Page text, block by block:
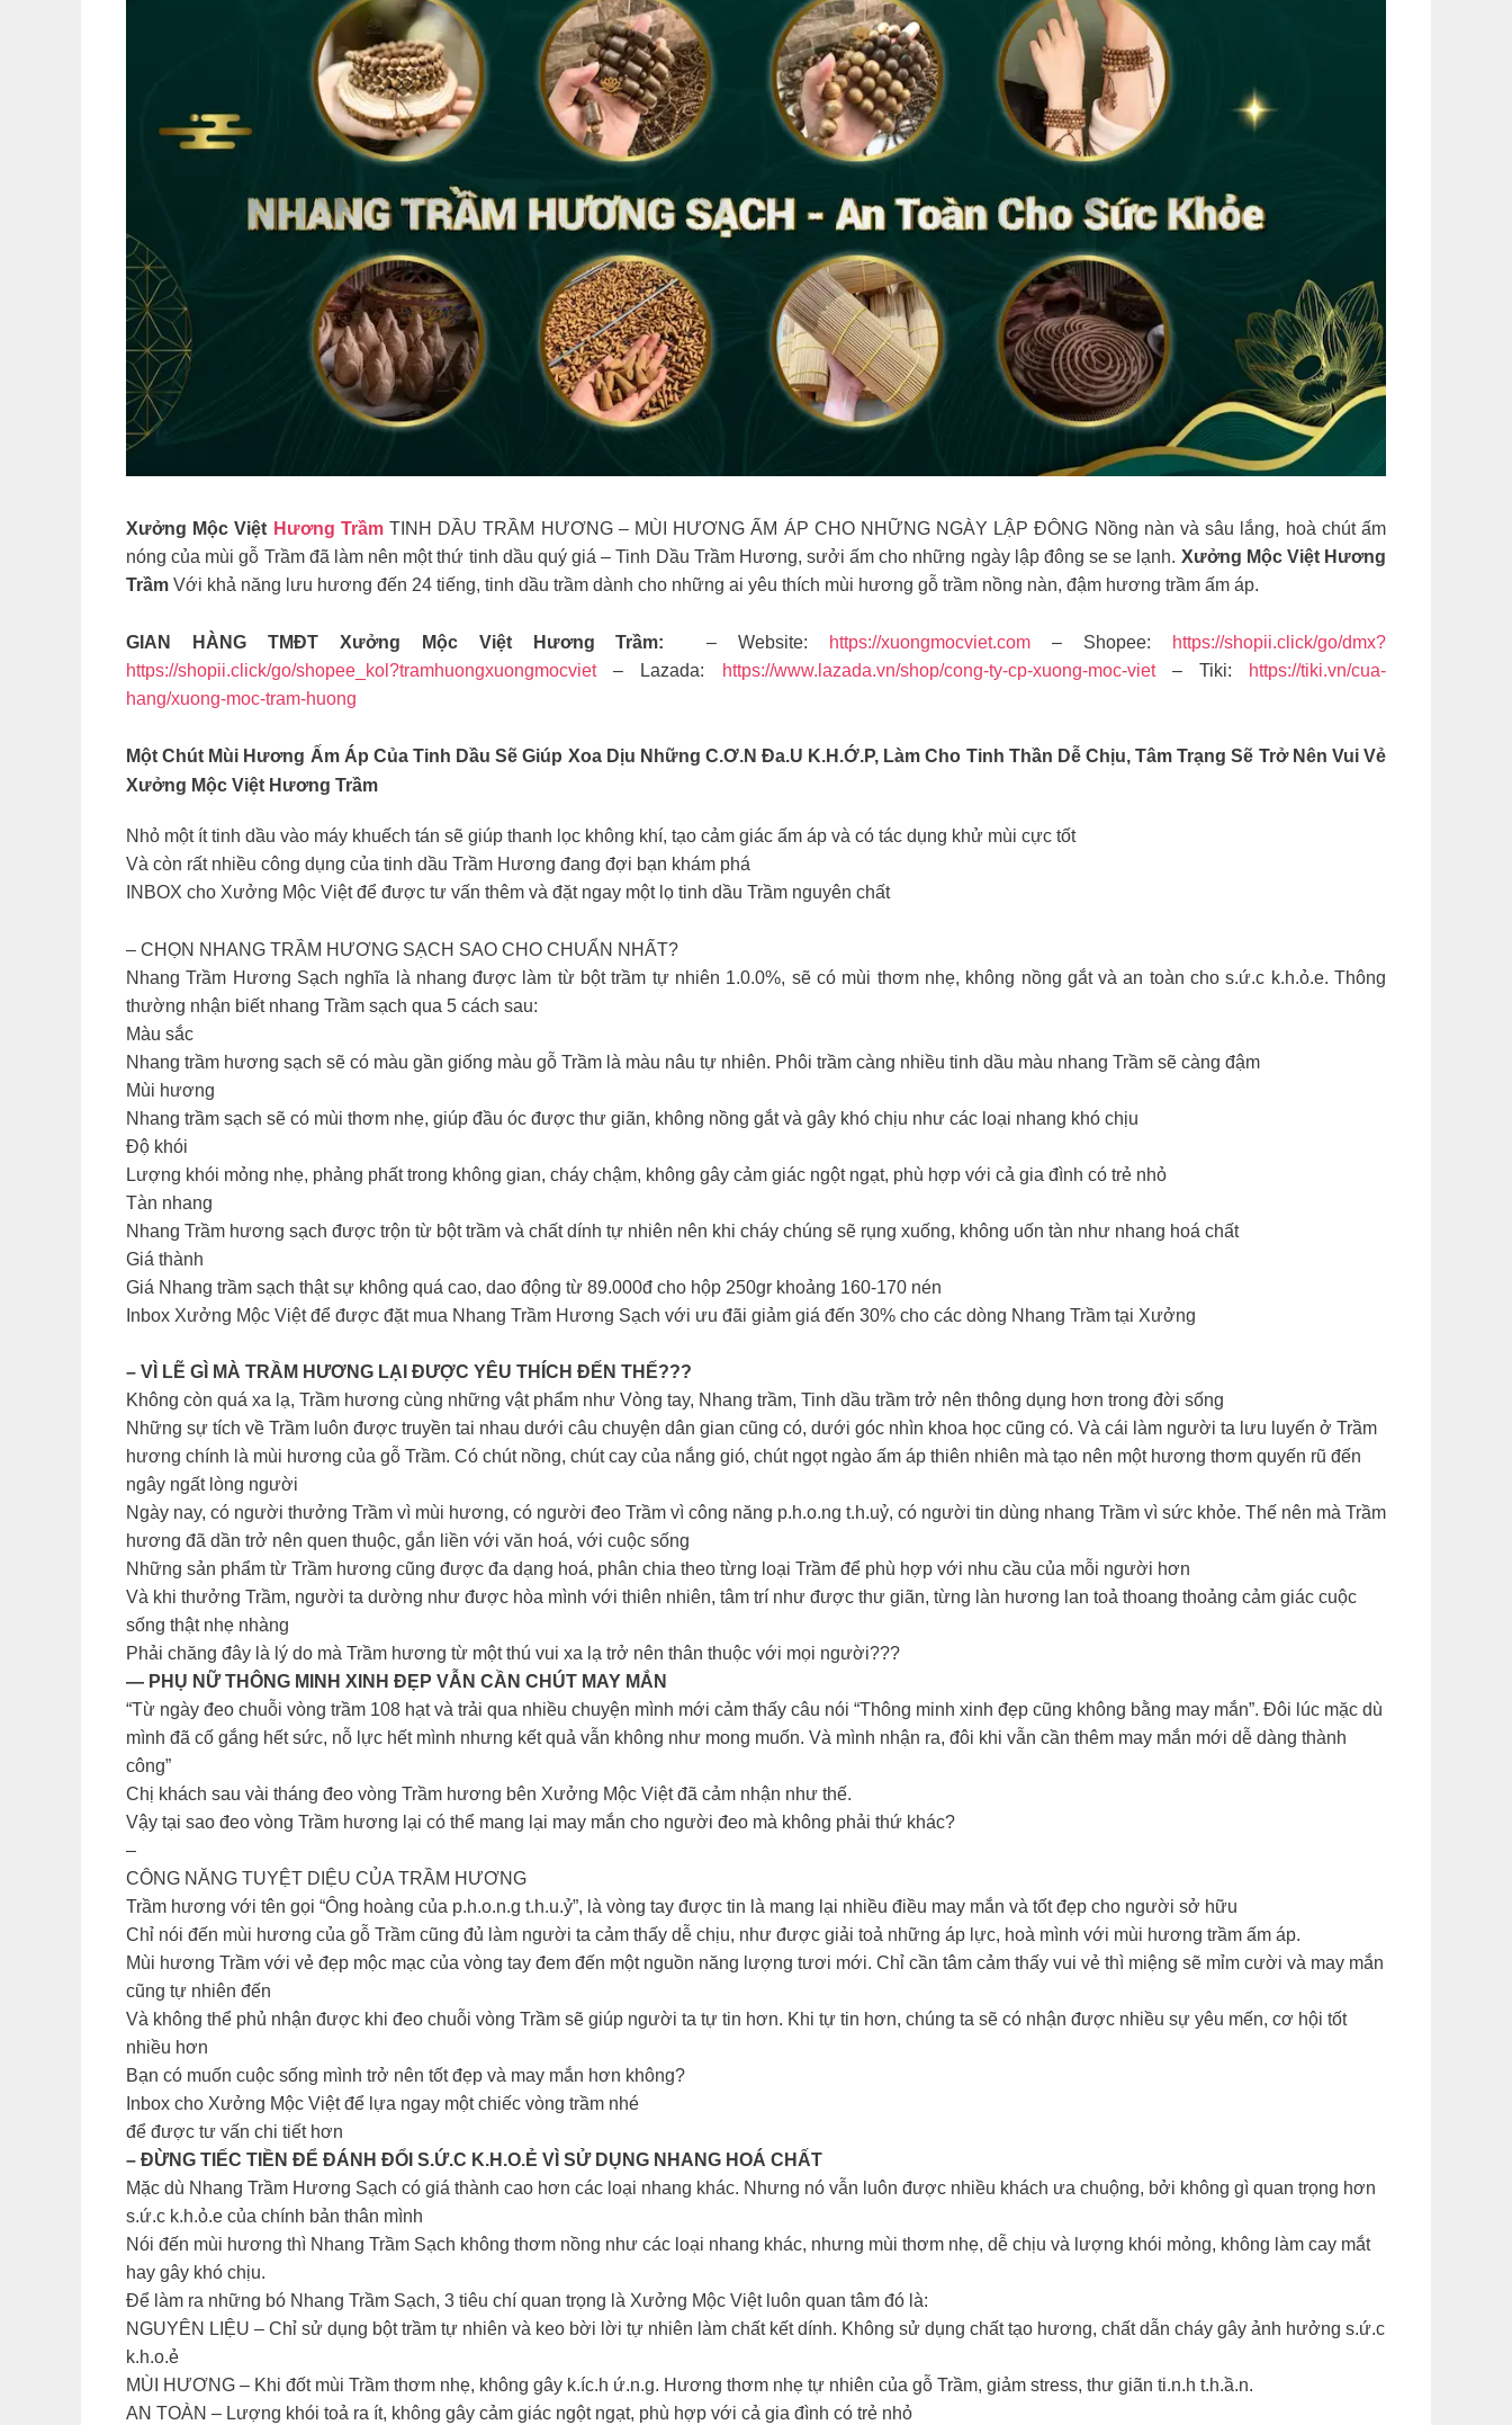
Xưởng Mộc Việt Hương TrầmTINH DẦU TRẦM HƯƠNG – MÙI HƯƠNG ẤM ÁP CHO NHỮNG NGÀY LẬP ĐÔNG Nồng nàn và sâu lắng, hoà chút ấm
nóng của mùi gỗ Trầm đã làm nên một thứ tinh dầu quý giá – Tinh Dầu Trầm Hương, sưởi ấm cho những ngày lập đông se se lạnh. Xưởng Mộc Việt Hương
Trầm Với khả năng lưu hương đến 24 tiếng, tinh dầu trầm dành cho những ai yêu thích mùi hương gỗ trầm nồng nàn, đậm hương trầm ấm áp.
GIAN HÀNG TMĐT Xưởng Mộc Việt Hương Trầm: – Website: https://xuongmocviet.com – Shopee:
https://shopii.click/go/dmx?
https://shopii.click/go/shopee_kol?tramhuongxuongmocviet– Lazada: https://www.lazada.vn/shop/cong-ty-cp-xuong-moc-viet– Tiki:
https://tiki.vn/cua-
hang/xuong-moc-tram-huong
Một Chút Mùi Hương Ấm Áp Của Tinh Dầu Sẽ Giúp Xoa Dịu Những C.ơ.n Đa.u K.h.ớ.p, Làm Cho Tinh Thần Dễ Chịu, Tâm Trạng Sẽ Trở Nên Vui Vẻ
Xưởng Mộc Việt Hương Trầm
Nhỏ một ít tinh dầu vào máy khuếch tán sẽ giúp thanh lọc không khí, tạo cảm giác ấm áp và có tác dụng khử mùi cực tốt
Và còn rất nhiều công dụng của tinh dầu Trầm Hương đang đợi bạn khám phá
INBOX cho Xưởng Mộc Việt để được tư vấn thêm và đặt ngay một lọ tinh dầu Trầm nguyên chất
– CHỌN NHANG TRẦM HƯƠNG SẠCH SAO CHO CHUẨN NHẤT?
Nhang Trầm Hương Sạch nghĩa là nhang được làm từ bột trầm tự nhiên 1.0.0%, sẽ có mùi thơm nhẹ, không nồng gắt và an toàn cho s.ứ.c k.h.ỏ.e. Thông
thường nhận biết nhang Trầm sạch qua 5 cách sau:
Màu sắc
Nhang trầm hương sạch sẽ có màu gần giống màu gỗ Trầm là màu nâu tự nhiên. Phôi trầm càng nhiều tinh dầu màu nhang Trầm sẽ càng đậm
Mùi hương
Nhang trầm sạch sẽ có mùi thơm nhẹ, giúp đầu óc được thư giãn, không nồng gắt và gây khó chịu như các loại nhang khó chịu
Độ khói
Lượng khói mỏng nhẹ, phảng phất trong không gian, cháy chậm, không gây cảm giác ngột ngạt, phù hợp với cả gia đình có trẻ nhỏ
Tàn nhang
Nhang Trầm hương sạch được trộn từ bột trầm và chất dính tự nhiên nên khi cháy chúng sẽ rụng xuống, không uốn tàn như nhang hoá chất
Giá thành
Giá Nhang trầm sạch thật sự không quá cao, dao động từ 89.000đ cho hộp 250gr khoảng 160-170 nén
Inbox Xưởng Mộc Việt để được đặt mua Nhang Trầm Hương Sạch với ưu đãi giảm giá đến 30% cho các dòng Nhang Trầm tại Xưởng
– VÌ LẼ GÌ MÀ TRẦM HƯƠNG LẠI ĐƯỢC YÊU THÍCH ĐẾN THẾ???
Không còn quá xa lạ, Trầm hương cùng những vật phẩm như Vòng tay, Nhang trầm, Tinh dầu trầm trở nên thông dụng hơn trong đời sống
Những sự tích về Trầm luôn được truyền tai nhau dưới câu chuyện dân gian cũng có, dưới góc nhìn khoa học cũng có. Và cái làm người ta lưu luyến ở Trầm
hương chính là mùi hương của gỗ Trầm. Có chút nồng, chút cay của nắng gió, chút ngọt ngào ấm áp thiên nhiên mà tạo nên một hương thơm quyến rũ đến
ngây ngất lòng người
Ngày nay, có người thưởng Trầm vì mùi hương, có người đeo Trầm vì công năng p.h.o.ng t.h.uỷ, có người tin dùng nhang Trầm vì sức khỏe. Thế nên mà Trầm
hương đã dần trở nên quen thuộc, gắn liền với văn hoá, với cuộc sống
Những sản phẩm từ Trầm hương cũng được đa dạng hoá, phân chia theo từng loại Trầm để phù hợp với nhu cầu của mỗi người hơn
Và khi thưởng Trầm, người ta dường như được hòa mình với thiên nhiên, tâm trí như được thư giãn, từng làn hương lan toả thoang thoảng cảm giác cuộc
sống thật nhẹ nhàng
Phải chăng đây là lý do mà Trầm hương từ một thú vui xa lạ trở nên thân thuộc với mọi người???
— PHỤ NỮ THÔNG MINH XINH ĐẸP VẪN CẦN CHÚT MAY MẮN
“Từ ngày đeo chuỗi vòng trầm 108 hạt và trải qua nhiều chuyện mình mới cảm thấy câu nói “Thông minh xinh đẹp cũng không bằng may mắn”. Đôi lúc mặc dù
mình đã cố gắng hết sức, nỗ lực hết mình nhưng kết quả vẫn không như mong muốn. Và mình nhận ra, đôi khi vẫn cần thêm may mắn mới dễ dàng thành
công”
Chị khách sau vài tháng đeo vòng Trầm hương bên Xưởng Mộc Việt đã cảm nhận như thế.
Vậy tại sao đeo vòng Trầm hương lại có thể mang lại may mắn cho người đeo mà không phải thứ khác?
–
CÔNG NĂNG TUYỆT DIỆU CỦA TRẦM HƯƠNG
Trầm hương với tên gọi “Ông hoàng của p.h.o.n.g t.h.u.ỷ”, là vòng tay được tin là mang lại nhiều điều may mắn và tốt đẹp cho người sở hữu
Chỉ nói đến mùi hương của gỗ Trầm cũng đủ làm người ta cảm thấy dễ chịu, như được giải toả những áp lực, hoà mình với mùi hương trầm ấm áp.
Mùi hương Trầm với vẻ đẹp mộc mạc của vòng tay đem đến một nguồn năng lượng tươi mới. Chỉ cần tâm cảm thấy vui vẻ thì miệng sẽ mỉm cười và may mắn
cũng tự nhiên đến
Và không thể phủ nhận được khi đeo chuỗi vòng Trầm sẽ giúp người ta tự tin hơn. Khi tự tin hơn, chúng ta sẽ có nhận được nhiều sự yêu mến, cơ hội tốt
nhiều hơn
Bạn có muốn cuộc sống mình trở nên tốt đẹp và may mắn hơn không?
Inbox cho Xưởng Mộc Việt để lựa ngay một chiếc vòng trầm nhé
để được tư vấn chi tiết hơn
– ĐỪNG TIẾC TIỀN ĐỂ ĐÁNH ĐỔI S.Ứ.C K.H.O.Ẻ VÌ SỬ DỤNG NHANG HOÁ CHẤT
Mặc dù Nhang Trầm Hương Sạch có giá thành cao hơn các loại nhang khác. Nhưng nó vẫn luôn được nhiều khách ưa chuộng, bởi không gì quan trọng hơn
s.ứ.c k.h.ỏ.e của chính bản thân mình
Nói đến mùi hương thì Nhang Trầm Sạch không thơm nồng như các loại nhang khác, nhưng mùi thơm nhẹ, dễ chịu và lượng khói mỏng, không làm cay mắt
hay gây khó chịu.
Để làm ra những bó Nhang Trầm Sạch, 3 tiêu chí quan trọng là Xưởng Mộc Việt luôn quan tâm đó là:
NGUYÊN LIỆU – Chỉ sử dụng bột trầm tự nhiên và keo bời lời tự nhiên làm chất kết dính. Không sử dụng chất tạo hương, chất dẫn cháy gây ảnh hưởng s.ứ.c
k.h.o.ẻ
MÙI HƯƠNG – Khi đốt mùi Trầm thơm nhẹ, không gây k.íc.h ứ.n.g. Hương thơm nhẹ tự nhiên của gỗ Trầm, giảm stress, thư giãn ti.n.h t.h.ầ.n.
AN TOÀN – Lượng khói toả ra ít, không gây cảm giác ngột ngạt, phù hợp với cả gia đình có trẻ nhỏ